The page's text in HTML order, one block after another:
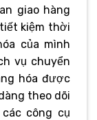
giao hàng
kiệm thời
của mình
vụ chuyển
hóa được
theo dõi
công cụ